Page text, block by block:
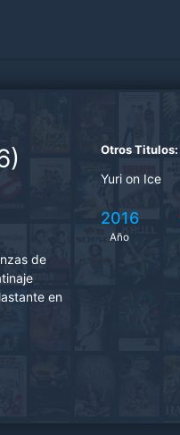
de
en
su pueblo
Otros Titulos:
Yuri on Ice
2016
Año